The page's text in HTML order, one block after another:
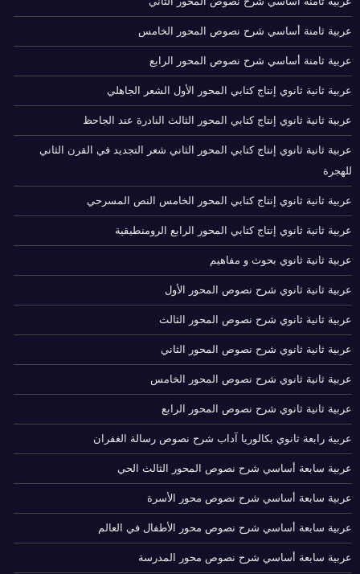
عربية ثامنة أساسي شرح نصوص المحور الخامس
عربية ثامنة أساسي شرح نصوص المحور الرابع
عربية ثانية ثانوي إنتاج كتابي المحور الأول الشعر الجاهلي
عربية ثانية ثانوي إنتاج كتابي المحور الثالث النادرة عند الجاحظ
عربية ثانية ثانوي إنتاج كتابي المحور الثاني شعر التجديد في القرن الثاني
للهجرة
عربية ثانية ثانوي إنتاج كتابي المحور الخامس النص المسرحي
عربية ثانية ثانوي إنتاج كتابي المحور الرابع الرومنطيقية
عربية ثانية ثانوي بحوث و مفاهيم
عربية ثانية ثانوي شرح نصوص المحور الأول
عربية ثانية ثانوي شرح نصوص المحور الثالث
عربية ثانية ثانوي شرح نصوص المحور الثاني
عربية ثانية ثانوي شرح نصوص المحور الخامس
عربية ثانية ثانوي شرح نصوص المحور الرابع
عربية رابعة ثانوي بكالوريا آداب شرح نصوص رسالة الغفران
عربية سابعة أساسي شرح نصوص المحور الثالث الحي
عربية سابعة أساسي شرح نصوص محور الأسرة
عربية سابعة أساسي شرح نصوص محور الأطفال في العالم
عربية سابعة أساسي شرح نصوص محور المدرسة